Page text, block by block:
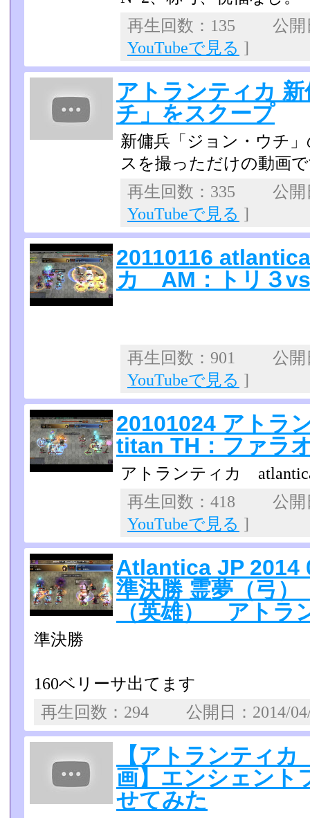
再生回数：135 公
YouTubeで見る ]
アトランティカ
チ」をスクープ
新傭兵「ジョン・ウチ
スを撮っただけの動画
再生回数：335 公
YouTubeで見る ]
20110116
カ AM：トリ３
再生回数：901 公
YouTubeで見る ]
20101024 アト
titan TH：ファラ
アトランティカ
再生回数：418 公
YouTubeで見る ]
Atlantica JP
準決勝 霊夢（弓
（英雄） アトラ
準決勝
160ベリーサ出てます
再生回数：294 公開日：
【アトランティ
画】エンシェント
せてみた